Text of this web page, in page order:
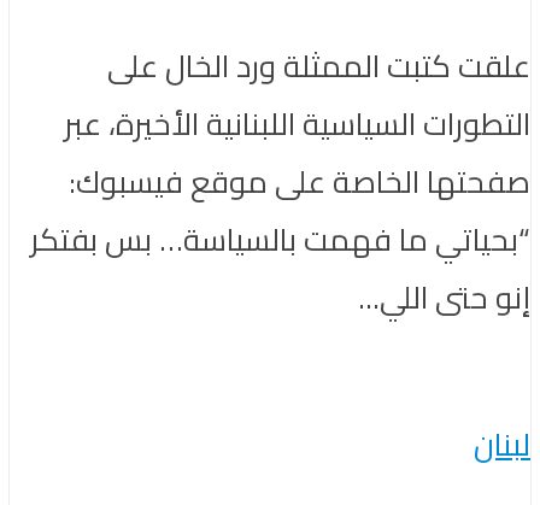
علقت كتبت الممثلة ورد الخال على
التطورات السياسية اللبنانية الأخيرة، عبر
صفحتها الخاصة على موقع فيسبوك:
“بحياتي ما فهمت بالسياسة… بس بفتكر
إنو حتى اللي...
لبنان